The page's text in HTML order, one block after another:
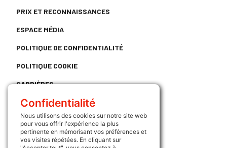
PRIX ET RECONNAISSANCES
ESPACE MÉDIA
POLITIQUE DE CONFIDENTIALITÉ
POLITIQUE COOKIE
CARRIÈRES
CONTACT
LIENS UTILES
ATRIUM
Confidentialité
Nous utilisons des cookies sur notre site web
pour vous offrir l'expérience la plus
pertinente en mémorisant vos préférences et
vos visites répétées. En cliquant sur